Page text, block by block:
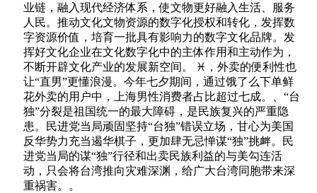
业链，融入现代经济体系，使文物更好融入生活、服务
人民。推动文化文物资源的数字化授权和转化，发挥数
字资源价值，培育一批具有影响力的数字文化品牌。发
挥好文化企业在文化数字化中的主体作用和主动作为，
不断开辟文化产业的发展新空间。 ♓，外卖的便利性也
让“直男”更懂浪漫。今年七夕期间，通过饿了么下单鲜
花外卖的用户中，上海男性消费者占比超过七成。、“台
独”分裂是祖国统一的最大障碍，是民族复兴的严重隐
患。民进党当局顽固坚持“台独”错误立场，甘心为美国
反华势力充当遏华棋子，更加肆无忌惮谋“独”挑衅。民
进党当局的谋“独”行径和出卖民族利益的与美勾连活
动，只会将台湾推向灾难深渊，给广大台湾同胞带来深
重祸害。。